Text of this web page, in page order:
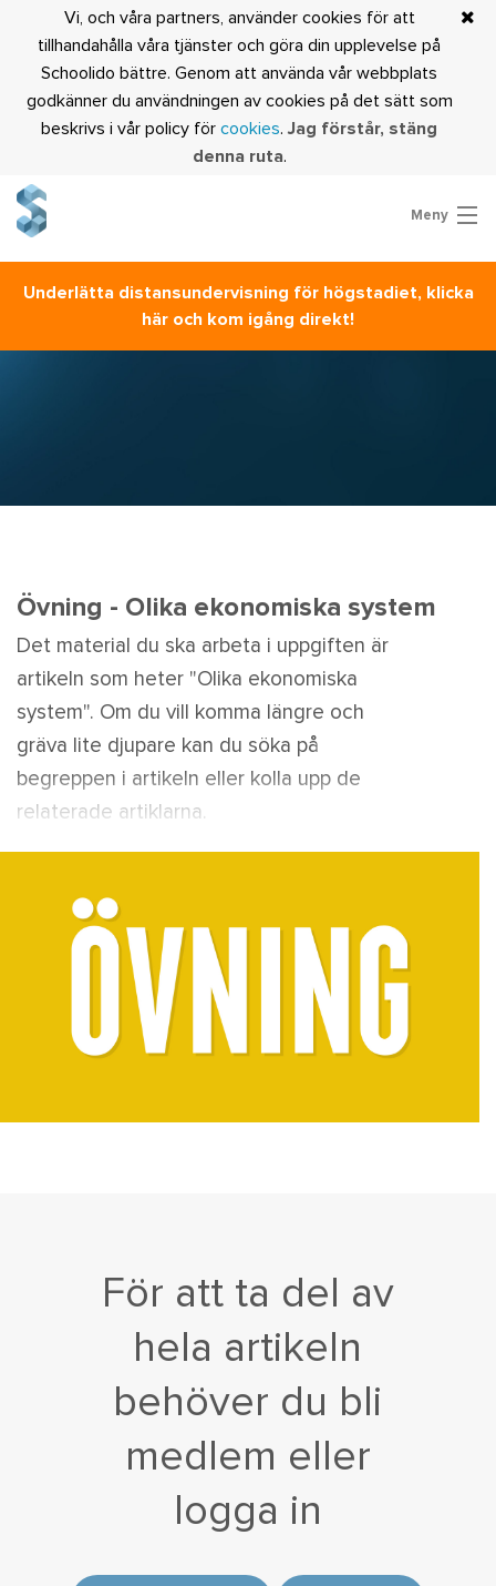
Vi, och våra partners, använder cookies för att
tillhandahålla våra tjänster och göra din upplevelse på
Schoolido bättre. Genom att använda vår webbplats
godkänner du användningen av cookies på det sätt som
beskrivs i vår policy för cookies. Jag förstår, stäng
denna ruta.
Meny
Är du lärare?
Underlätta distansundervisning för högstadiet, klicka
här och kom igång direkt!
Övning - Olika ekonomiska system
Det material du ska arbeta i uppgiften är
artikeln som heter "Olika ekonomiska
system". Om du vill komma längre och
gräva lite djupare kan du söka på
begreppen i artikeln eller kolla upp de
relaterade artiklarna.
För att ta del av
hela artikeln
behöver du bli
medlem eller
logga in